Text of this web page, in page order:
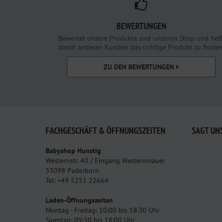
BEWERTUNGEN
Bewertet unsere Produkte und unseren Shop und
damit anderen Kunden das richtige Produkt zu
ZU DEN BEWERTUNGEN
FACHGESCHÄFT & ÖFFNUNGSZEITEN
Babyshop Hunstig
Westernstr. 40 / Eingang Westernmauer
33098 Paderborn
Tel: +49 5251 22664
Laden-Öffnungszeiten
Montag - Freitag: 10:00 bis 18:30 Uhr
Samstag: 09:30 bis 18:00 Uhr
SAGT